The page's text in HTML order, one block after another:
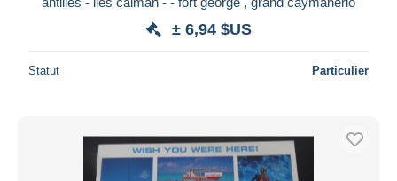
± 6,94 $US
Statut Particulier